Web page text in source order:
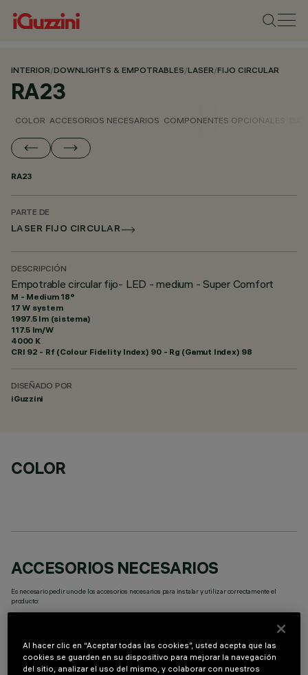
INTERIOR/DOWNLIGHTS & EMPOTRABLES/LASER/FIJO CIRCULAR
RA23
COLOR ACCESORIOS NECESARIOS COMPONENTES OPCIONALES
RA23
PARTE DE
LASER FIJO CIRCULAR
DESCRIPCIÓN
Empotrable circular fijo- LED - medium - Super Comfort
M - Medium 18°
17 W system
1997.5 lm (sistema)
117.5 lm/W
4000 K
CRI 92 - Rf (Colour Fidelity Index) 90 - Rg (Gamut Index) 98
DISEÑADO POR
iGuzzini
COLOR
ACCESORIOS NECESARIOS
Es necesario pedir uno de los accesorios necesarios para instalar y utilizar correctamente el
producto:
Al hacer clic en “Aceptar todas las cookies”, usted acepta que las
cookies se guarden en su dispositivo para mejorar la navegación
del sitio, analizar el uso del mismo, y colaborar con nuestros